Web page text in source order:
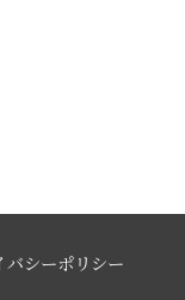
バシーポリシー